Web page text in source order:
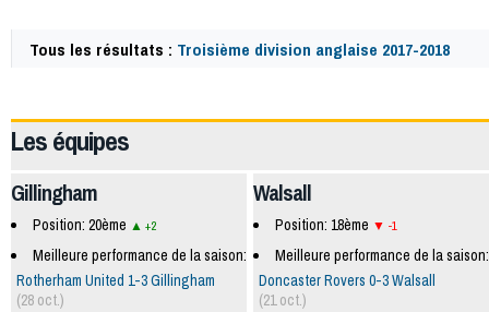
Tous les résultats : Troisième division anglaise 2017-2018
Les équipes
Walsall
Position: 18ème -1
Meilleure performance de la saison:
Doncaster Rovers 0-3 Walsall
(21 oct.)
Gillingham
Position: 20ème +2
Meilleure performance de la saison:
Rotherham United 1-3 Gillingham
(28 oct.)